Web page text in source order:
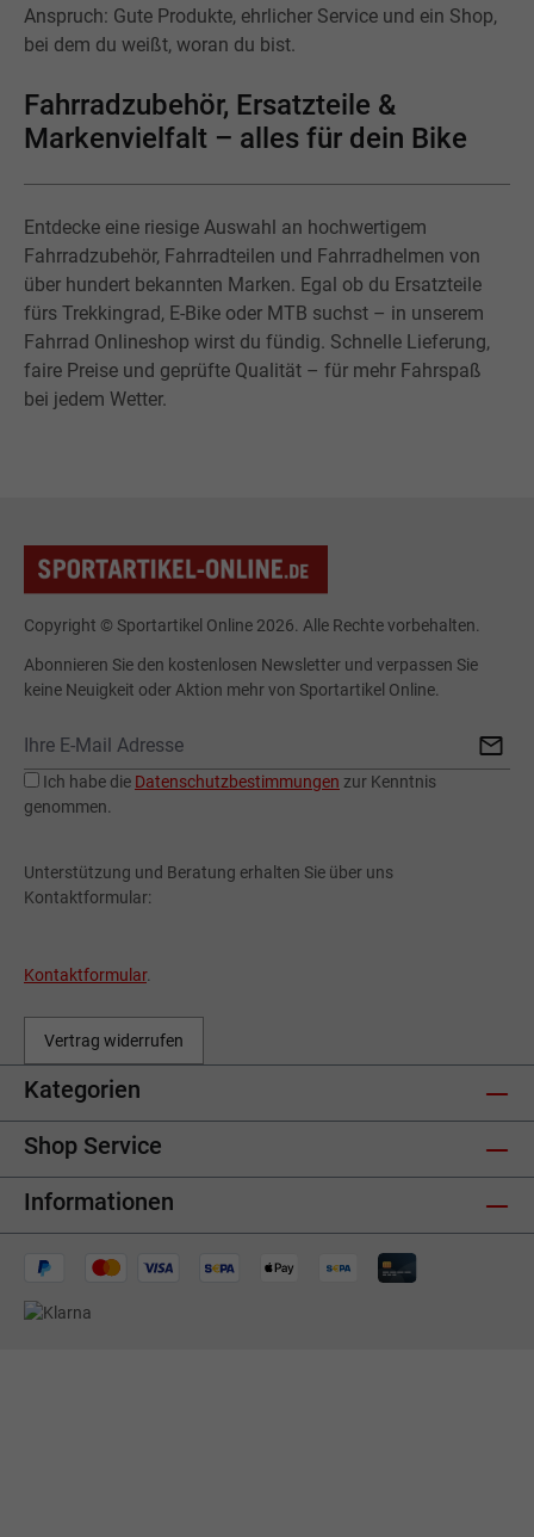
Anspruch: Gute Produkte, ehrlicher Service und ein Shop,
bei dem du weißt, woran du bist.
Fahrradzubehör, Ersatzteile &
Markenvielfalt – alles für dein Bike
Entdecke eine riesige Auswahl an hochwertigem
Fahrradzubehör, Fahrradteilen und Fahrradhelmen von
über hundert bekannten Marken. Egal ob du Ersatzteile
fürs Trekkingrad, E-Bike oder MTB suchst – in unserem
Fahrrad Onlineshop wirst du fündig. Schnelle Lieferung,
faire Preise und geprüfte Qualität – für mehr Fahrspaß
bei jedem Wetter.
Copyright © Sportartikel Online 2026. Alle Rechte vorbehalten.
Abonnieren Sie den kostenlosen Newsletter und verpassen Sie
keine Neuigkeit oder Aktion mehr von Sportartikel Online.
Ich habe die Datenschutzbestimmungen zur Kenntnis
genommen.
Unterstützung und Beratung erhalten Sie über uns
Kontaktformular:
Kontaktformular.
Vertrag widerrufen
Kategorien
Shop Service
Informationen